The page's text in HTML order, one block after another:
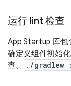
运行 lint 检查
App Startup 库包
确定义组件初始
查。
./gradlew